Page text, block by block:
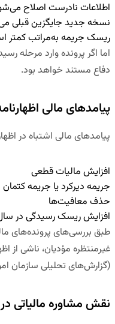
اطلاعات نادرست اصلاح
نسخه جدید جایگزین قبلی
ریسک جریمه به‌مراتب کمتر
اما اگر پرونده وارد مرحله
دفاع مستند خواهد بود.
پیامدهای مالی
پیامدهای مالی اشتباه در
افزایش مالیات قطعی
جریمه دیرکرد یا جریمه کتمان
حذف معافیت‌ها
افزایش ریسک رسیدگی در
طبق بررسی‌های پرونده‌های
غیرمنتظره مؤدیان، ناشی از
(گزارش‌های تحلیلی سازمان
نقش مشاوره مالیاتی